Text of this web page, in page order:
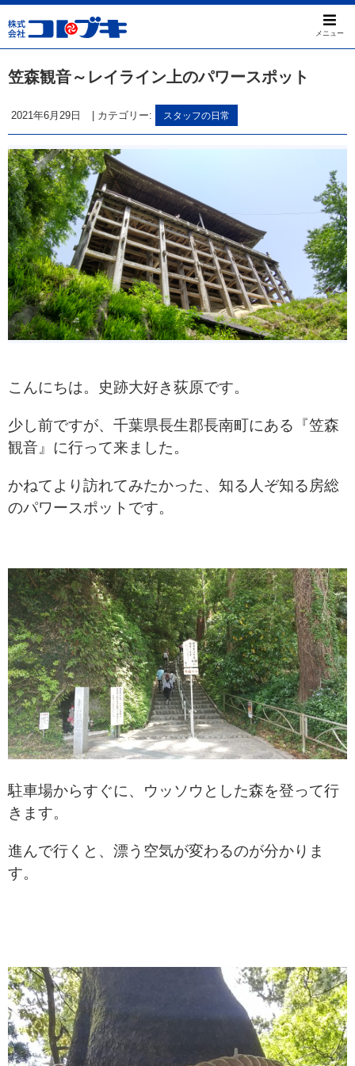
メニュー
笠森観音～レイライン上のパワースポット
2021年6月29日 カテゴリー: スタッフの日常
こんにちは。史跡大好き荻原です。
少し前ですが、千葉県長生郡長南町にある『笠森
観音』に行って来ました。
かねてより訪れてみたかった、知る人ぞ知る房総
のパワースポットです。
駐車場からすぐに、 ウッソウとした森を登って行
きます。
進んで行くと、漂う空気が変わるのが分かりま
す。